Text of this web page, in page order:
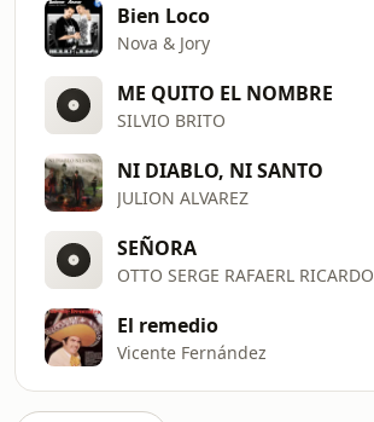
Bien Loco
Nova & Jory
ME QUITO EL NOMBRE
SILVIO BRITO
NI DIABLO, NI SANTO
JULION ALVAREZ
SEÑORA
OTTO SERGE RAFAERL RICARDO
El remedio
Vicente Fernández